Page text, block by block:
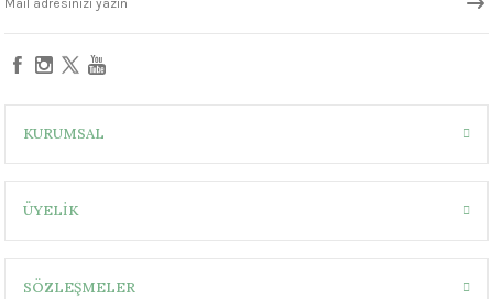
KURUMSAL
ÜYELİK
SÖZLEŞMELER